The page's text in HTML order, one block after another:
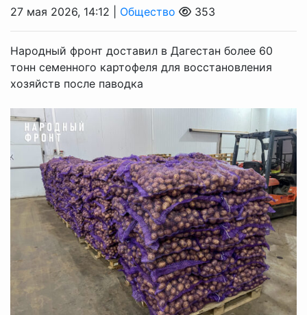
27 мая 2026, 14:12 | Общество 353
Народный фронт доставил в Дагестан более 60
тонн семенного картофеля для восстановления
хозяйств после паводка